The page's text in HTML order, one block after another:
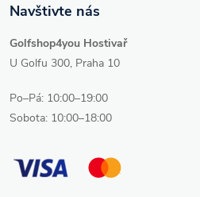
s
u
Navštivte nás
Golfshop4you Hostivař
U Golfu 300, Praha 10
Po–Pá: 10:00–19:00
Sobota: 10:00–18:00